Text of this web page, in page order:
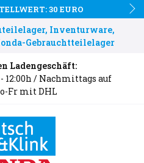
30 EURO
Inventurware,
Gebrauchtteilelager
Ladengeschäft:
12:00h / Nachmittags auf
Fr mit DHL